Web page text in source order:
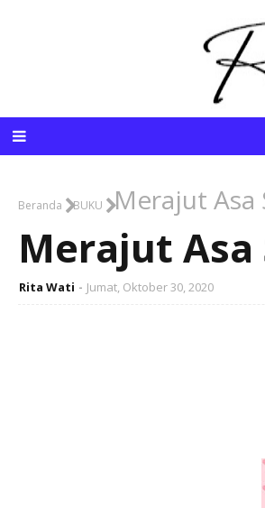
Beranda BUKU Merajut Asa
Merajut Asa
Rita Wati Jumat, Oktober 30, 2020